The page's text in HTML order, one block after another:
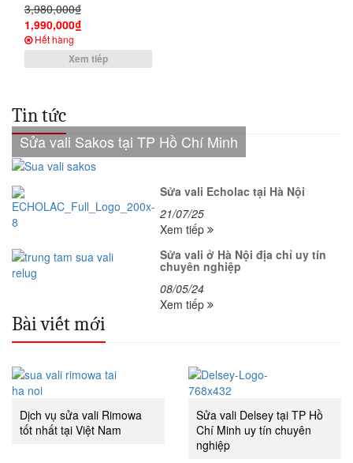
3,980,000₫
1,990,000₫
Hết hàng
Xem tiếp
Tin tức
Sửa vali Sakos tại TP Hồ Chí Minh
Sửa vali Echolac tại Hà Nội
21/07/25
Xem tiếp
Sửa vali ở Hà Nội địa chỉ uy tín
chuyên nghiệp
08/05/24
Xem tiếp
Bài viết mới
Dịch vụ sửa vali Rimowa
tốt nhất tại Việt Nam
Sửa vali Delsey tại TP Hồ
Chí Minh uy tín chuyên
nghiệp